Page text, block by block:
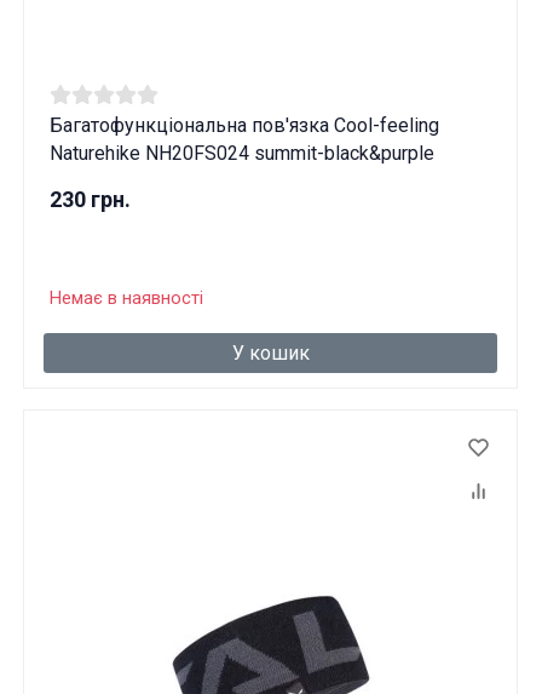
Багатофункціональна пов'язка Cool-feeling
Naturehike NH20FS024 summit-black&purple
230 грн.
Немає в наявності
У кошик